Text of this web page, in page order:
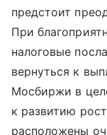
предстоит
При
налоговые
вернуться к
Мосбиржи в
к развитию
расположены